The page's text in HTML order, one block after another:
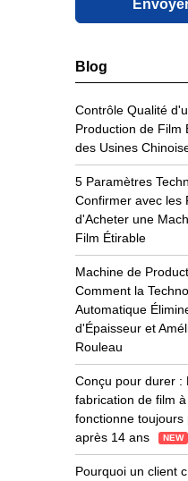
Blog
Contrôle Qualité
Production de Film
des Usines
5 Paramètres
Confirmer avec les
d'Acheter une
Film Étirable
Machine de
Comment la
Automatique
d'Épaisseur et
Rouleau
Conçu pour durer :
fabrication de film
fonctionne
après 14 ans
NEW
Pourquoi un client